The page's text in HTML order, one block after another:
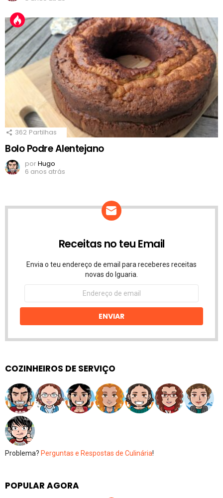
362 Partilhas
Bolo Podre Alentejano
porHugo
6 anos atrás
Receitas no teu Email
Envia o teu endereço de email para receberes receitas
novas do Iguaria.
Endereço
email
ENVIAR
COZINHEIROS DE SERVIÇO
Problema? Perguntas e Respostas de Culinária!
POPULAR AGORA